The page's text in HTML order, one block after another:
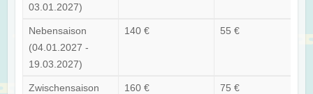
03.01.2027)
Nebensaison
(04.01.2027 -
19.03.2027)
140 € 55 €
Zwischensaison
160 € 75 €